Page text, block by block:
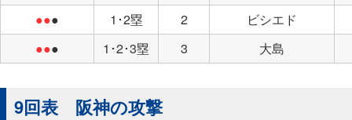
●●● 1･2塁 2
ビシエド
●●● 1･2･3塁 3 大島
9回表 阪神の攻撃